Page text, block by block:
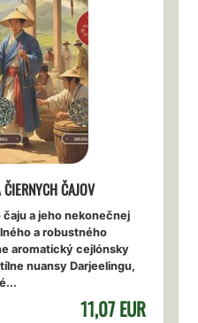
ČAJOV
a jeho nekonečnej
a robustného
aromatický cejlónsky
nuansy Darjeelingu,
11,07 EUR